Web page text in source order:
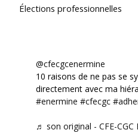
Élections professionnelles
@cfecgcenermine
10 raisons de ne pas se
directement avec ma
#enermine #cfecgc
♬ son original - CFE-CGC